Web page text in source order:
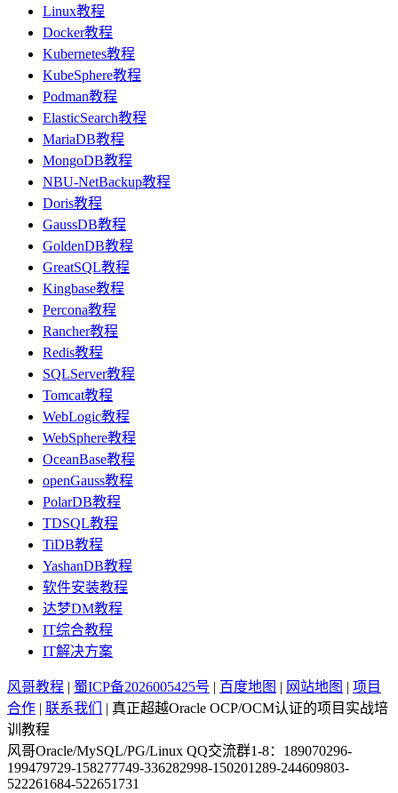
Linux教程
Docker教程
Kubernetes教程
KubeSphere教程
Podman教程
ElasticSearch教程
MariaDB教程
MongoDB教程
NBU-NetBackup教程
Doris教程
GaussDB教程
GoldenDB教程
GreatSQL教程
Kingbase教程
Percona教程
Rancher教程
Redis教程
SQLServer教程
Tomcat教程
WebLogic教程
WebSphere教程
OceanBase教程
openGauss教程
PolarDB教程
TDSQL教程
TiDB教程
YashanDB教程
软件安装教程
达梦DM教程
IT综合教程
IT解决方案
风哥教程 | 蜀ICP备2026005425号 | 百度地图 | 网站地图 | 项目
合作 | 联系我们
| 真正超越Oracle OCP/OCM认证的项目实战培
训教程
风哥Oracle/MySQL/PG/Linux QQ交流群1-8：189070296-
199479729-158277749-336282998-150201289-244609803-
522261684-522651731